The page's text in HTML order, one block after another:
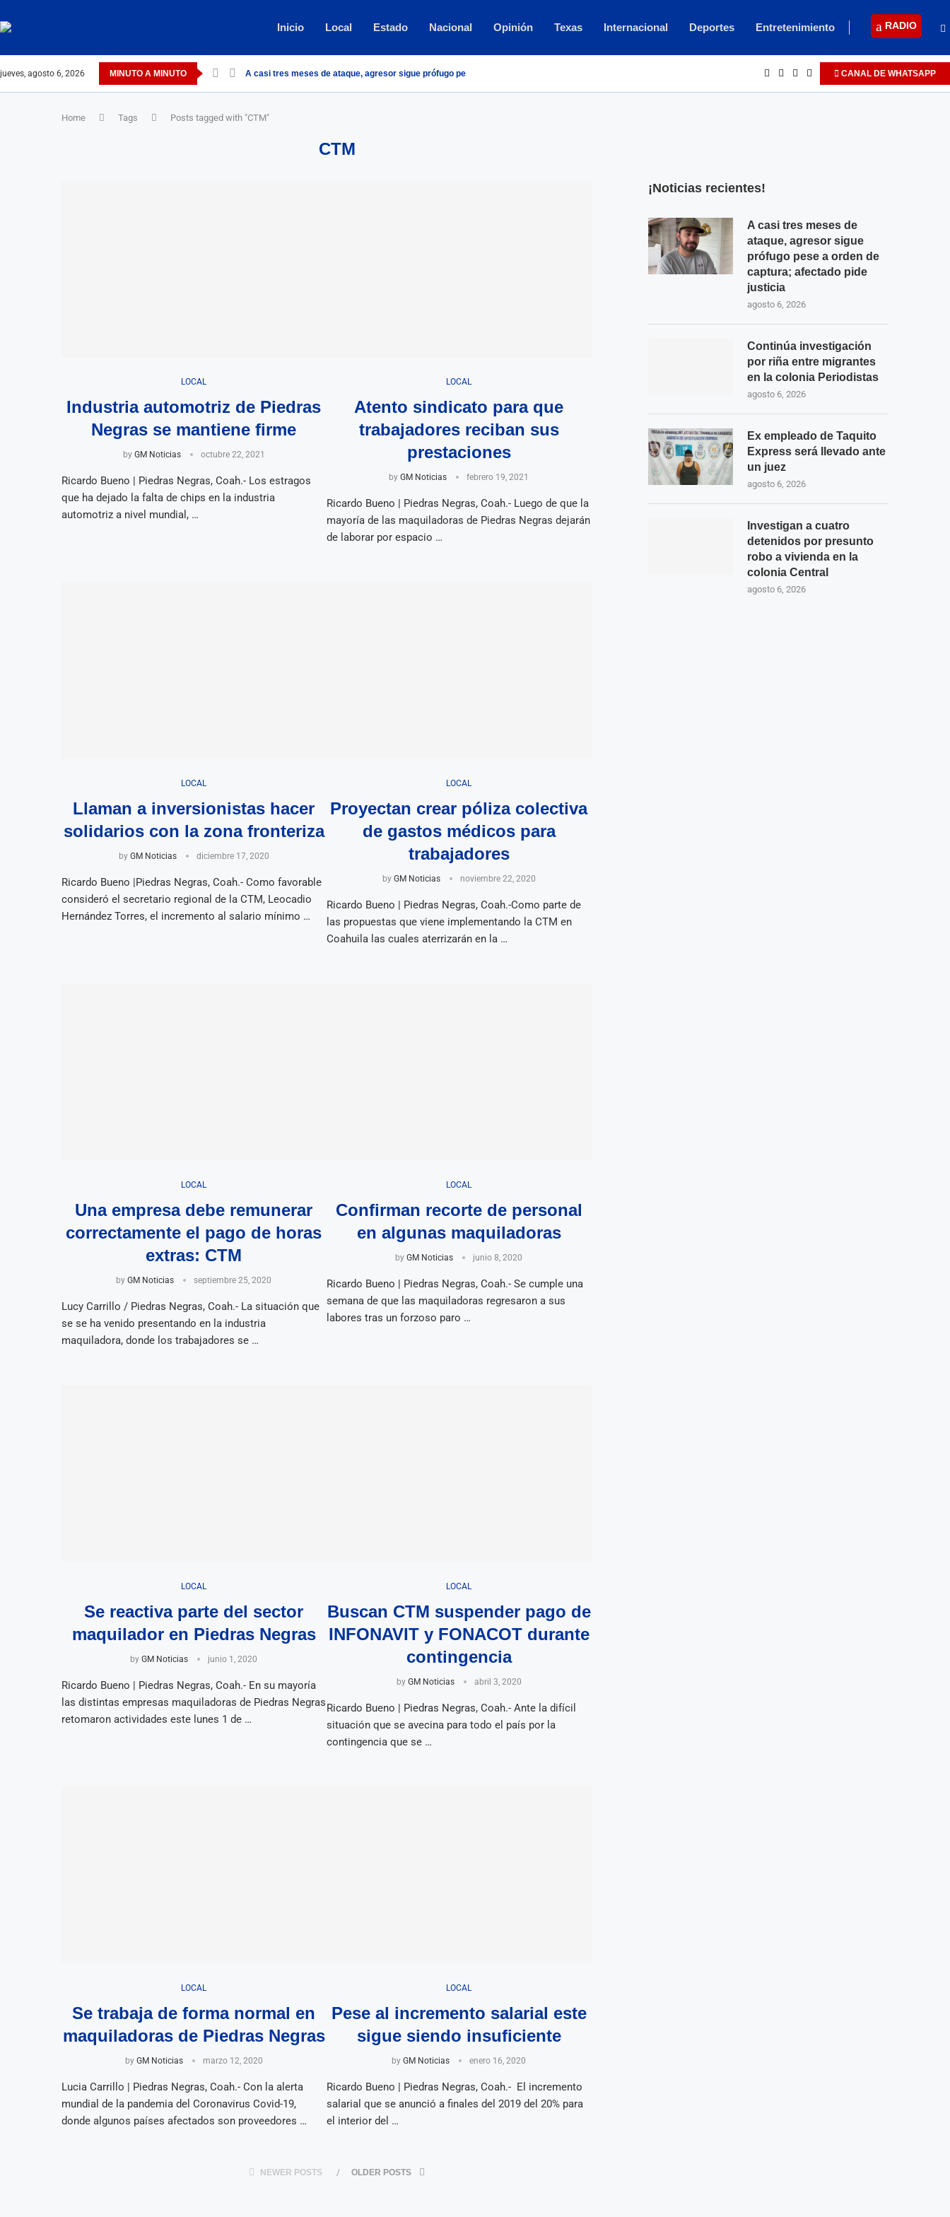
Inicio Local Estado Nacional Opinión Texas Internacional Deportes Entretenimiento RADIO
jueves, agosto 6, 2026 MINUTO A MINUTO A casi tres meses de ataque, agresor sigue prófugo pese a... CANAL DE WHATSAPP
Home Tags Posts tagged with "CTM"
CTM
LOCAL
Industria automotriz de Piedras
Negras se mantiene firme
by GM Noticias octubre 22, 2021
Ricardo Bueno | Piedras Negras, Coah.- Los estragos
que ha dejado la falta de chips en la industria
automotriz a nivel mundial, …
LOCAL
Atento sindicato para que
trabajadores reciban sus
prestaciones
byGM Noticias febrero 19, 2021
Ricardo Bueno | Piedras Negras, Coah.- Luego de que la
mayoría de las maquiladoras de Piedras Negras dejarán
de laborar por espacio …
LOCAL
Llaman a inversionistas hacer
solidarios con la zona fronteriza
by GM Noticias diciembre 17, 2020
Ricardo Bueno |Piedras Negras, Coah.- Como favorable
consideró el secretario regional de la CTM, Leocadio
Hernández Torres, el incremento al salario mínimo …
LOCAL
Proyectan crear póliza colectiva
de gastos médicos para
trabajadores
by GM Noticias noviembre 22, 2020
Ricardo Bueno | Piedras Negras, Coah.-Como parte de
las propuestas que viene implementando la CTM en
Coahuila las cuales aterrizarán en la …
LOCAL
Una empresa debe remunerar
correctamente el pago de horas
extras: CTM
byGM Noticias septiembre 25, 2020
Lucy Carrillo / Piedras Negras, Coah.- La situación que
se se ha venido presentando en la industria
maquiladora, donde los trabajadores se …
LOCAL
Confirman recorte de personal
en algunas maquiladoras
byGM Noticias junio 8, 2020
Ricardo Bueno | Piedras Negras, Coah.- Se cumple una
semana de que las maquiladoras regresaron a sus
labores tras un forzoso paro …
LOCAL
Se reactiva parte del sector
maquilador en Piedras Negras
byGM Noticias junio 1, 2020
Ricardo Bueno | Piedras Negras, Coah.- En su mayoría
las distintas empresas maquiladoras de Piedras Negras
retomaron actividades este lunes 1 de …
LOCAL
Buscan CTM suspender pago de
INFONAVIT y FONACOT durante
contingencia
by GM Noticias abril 3, 2020
Ricardo Bueno | Piedras Negras, Coah.- Ante la difícil
situación que se avecina para todo el país por la
contingencia que se …
LOCAL
Se trabaja de forma normal en
maquiladoras de Piedras Negras
by GM Noticias marzo 12, 2020
Lucia Carrillo | Piedras Negras, Coah.- Con la alerta
mundial de la pandemia del Coronavirus Covid-19,
donde algunos países afectados son proveedores …
LOCAL
Pese al incremento salarial este
sigue siendo insuficiente
byGM Noticias enero 16, 2020
Ricardo Bueno | Piedras Negras, Coah.- El incremento
salarial que se anunció a finales del 2019 del 20% para
el interior del …
NEWER POSTS OLDER POSTS
¡Noticias recientes!
A casi tres meses de
ataque, agresor sigue
prófugo pese a orden de
captura; afectado pide
justicia
agosto 6, 2026
Continúa investigación
por riña entre migrantes
en la colonia Periodistas
agosto 6, 2026
Ex empleado de Taquito
Express será llevado ante
un juez
agosto 6, 2026
Investigan a cuatro
detenidos por presunto
robo a vivienda en la
colonia Central
agosto 6, 2026